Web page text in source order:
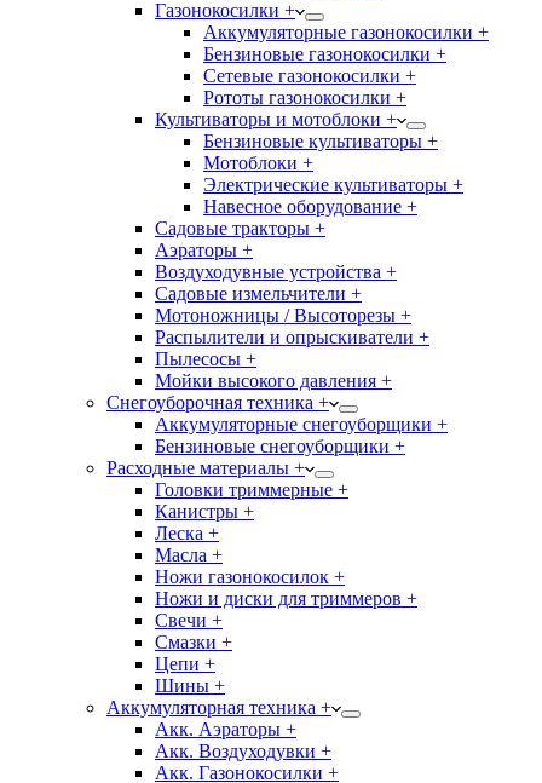
Газонокосилки +
Аккумуляторные газонокосилки +
Бензиновые газонокосилки +
Сетевые газонокосилки +
Рототы газонокосилки +
Культиваторы и мотоблоки +
Бензиновые культиваторы +
Мотоблоки +
Электрические культиваторы +
Навесное оборудование +
Садовые тракторы +
Аэраторы +
Воздуходувные устройства +
Садовые измельчители +
Мотоножницы / Высоторезы +
Распылители и опрыскиватели +
Пылесосы +
Мойки высокого давления +
Снегоуборочная техника +
Аккумуляторные снегоуборщики +
Бензиновые снегоуборщики +
Расходные материалы +
Головки триммерные +
Канистры +
Леска +
Масла +
Ножи газонокосилок +
Ножи и диски для триммеров +
Свечи +
Смазки +
Цепи +
Шины +
Аккумуляторная техника +
Акк. Аэраторы +
Акк. Воздуходувки +
Акк. Газонокосилки +